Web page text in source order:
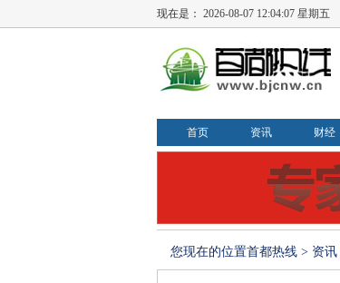
现在是： 2026-08-07 12:04:08 星期五
首页 资讯 财经
您现在的位置首都热线 > 资讯